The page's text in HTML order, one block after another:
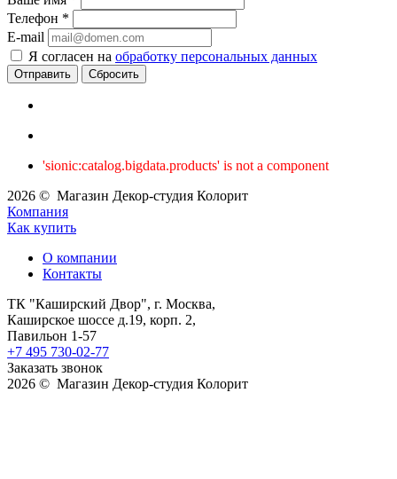
Телефон *
E-mail
Я согласен на обработку персональных данных
Сбросить
'sionic:catalog.bigdata.products' is not a component
2026 © Магазин Декор-студия Колорит
Компания
Как купить
О компании
Контакты
ТК "Каширский Двор", г. Москва,
Каширское шоссе д.19, корп. 2,
Павильон 1-57
+7 495 730-02-77
Заказать звонок
2026 © Магазин Декор-студия Колорит